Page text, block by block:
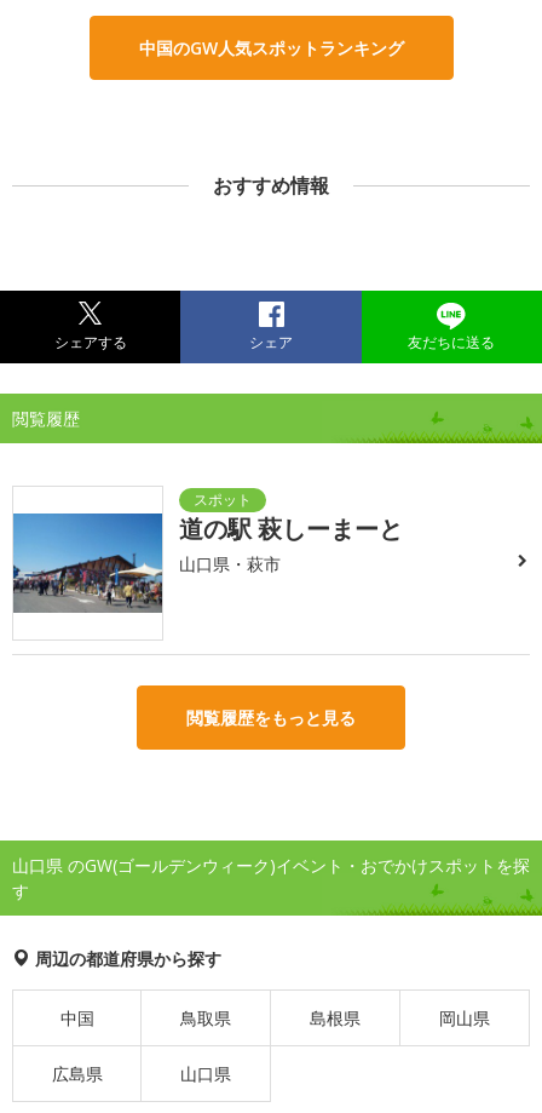
中国のGW人気スポットランキング
おすすめ情報
シェアする シェア 友だちに送る
閲覧履歴
道の駅 萩しーまーと
山口県・萩市
閲覧履歴をもっと見る
山口県 のGW(ゴールデンウィーク)イベント・おでかけスポットを探
す
周辺の都道府県から探す
中国 鳥取県 島根県 岡山県
広島県 山口県